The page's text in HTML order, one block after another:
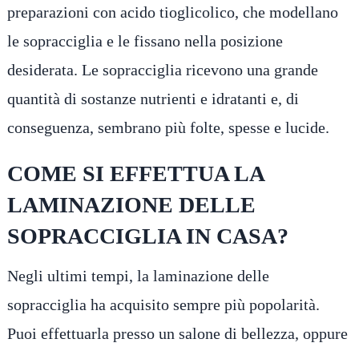
preparazioni con acido tioglicolico, che modellano
le sopracciglia e le fissano nella posizione
desiderata. Le sopracciglia ricevono una grande
quantità di sostanze nutrienti e idratanti e, di
conseguenza, sembrano più folte, spesse e lucide.
COME SI EFFETTUA LA
LAMINAZIONE DELLE
SOPRACCIGLIA IN CASA?
Negli ultimi tempi, la laminazione delle
sopracciglia ha acquisito sempre più popolarità.
Puoi effettuarla presso un salone di bellezza, oppure